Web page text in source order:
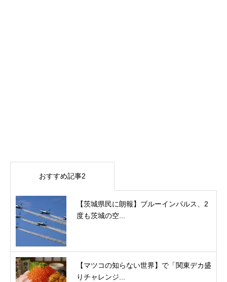
おすすめ記事2
【茨城県民に朗報】ブルーインパルス、2
度も茨城の空...
【マツコの知らない世界】で「関東デカ盛
りチャレンジ...